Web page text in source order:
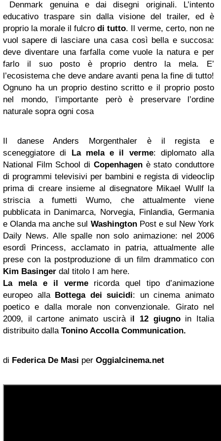
Denmark genuina e dai disegni originali. L’intento
educativo traspare sin dalla visione del trailer, ed è
proprio la morale il fulcro di tutto. Il verme, certo, non ne
vuol sapere di lasciare una casa così bella e succosa:
deve diventare una farfalla come vuole la natura e per
farlo il suo posto è proprio dentro la mela. E’
l’ecosistema che deve andare avanti pena la fine di tutto!
Ognuno ha un proprio destino scritto e il proprio posto
nel mondo, l’importante però è preservare l’ordine
naturale sopra ogni cosa
Il danese Anders Morgenthaler è il regista e
sceneggiatore di La mela e il verme: diplomato alla
National Film School di Copenhagenè stato conduttore
di programmi televisivi per bambini e regista di videoclip
prima di creare insieme al disegnatore Mikael Wullf la
striscia a fumetti Wumo, che attualmente viene
pubblicata in Danimarca, Norvegia, Finlandia, Germania
e Olanda ma anche sul WashingtonPost e sul New York
Daily News. Alle spalle non solo animazione: nel 2006
esordì Princess, acclamato in patria, attualmente alle
prese con la postproduzione di un film drammatico con
Kim Basinger dal titolo I am here.
La mela e il verme ricorda quel tipo d’animazione
europeo alla Bottega dei suicidi: un cinema animato
poetico e dalla morale non convenzionale. Girato nel
2009, il cartone animato uscirà il 12 giugnoin Italia
distribuito dalla Tonino AccollaCommunication.
di Federica De Masi per Oggialcinema.net